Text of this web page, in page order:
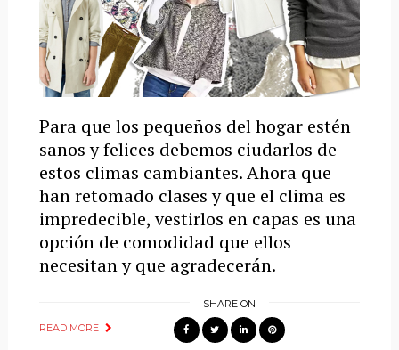
Para que los pequeños del hogar estén
sanos y felices debemos ciudarlos de
estos climas cambiantes. Ahora que
han retomado clases y que el clima es
impredecible, vestirlos en capas es una
opción de comodidad que ellos
necesitan y que agradecerán.
READ MORE
SHARE ON